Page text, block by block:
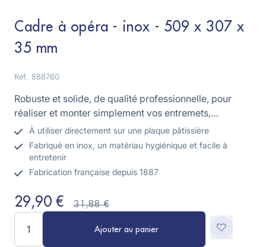
Cadre à opéra - inox - 509 x 307 x
35 mm
Réf. 888760
Robuste et solide, de qualité professionnelle, pour
réaliser et monter simplement vos entremets,
biscuits...
À utiliser directement sur une plaque pâtissière
Fabriqué en inox, un matériau hygiénique et facile à
entretenir
Fabrication française depuis 1887
29,90 € 31,88 €
Ajouter au panier